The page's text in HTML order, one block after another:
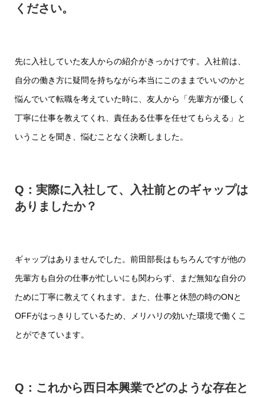
ください。
先に入社していた友人からの紹介がきっかけです。入社前は、
自分の働き方に疑問を持ちながら本当にこのままでいいのかと
悩んでいて転職を考えていた時に、友人から「先輩方が優しく
丁寧に仕事を教えてくれ、責任ある仕事を任せてもらえる」と
いうことを聞き、悩むことなく決断しました。
Q：実際に入社して、入社前とのギャップは
ありましたか？
ギャップはありませんでした。前田部長はもちろんですが他の
先輩方も自分の仕事が忙しいにも関わらず、まだ無知な自分の
ために丁寧に教えてくれます。また、仕事と休憩の時のONと
OFFがはっきりしているため、メリハリの効いた環境で働くこ
とができています。
Q：これから西日本興業でどのような存在と